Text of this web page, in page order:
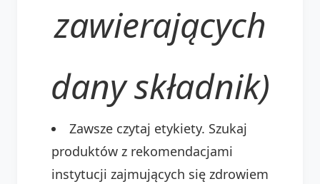
zawierających
dany składnik)
Zawsze czytaj etykiety. Szukaj
produktów z rekomendacjami
instytucji zajmujących się zdrowiem